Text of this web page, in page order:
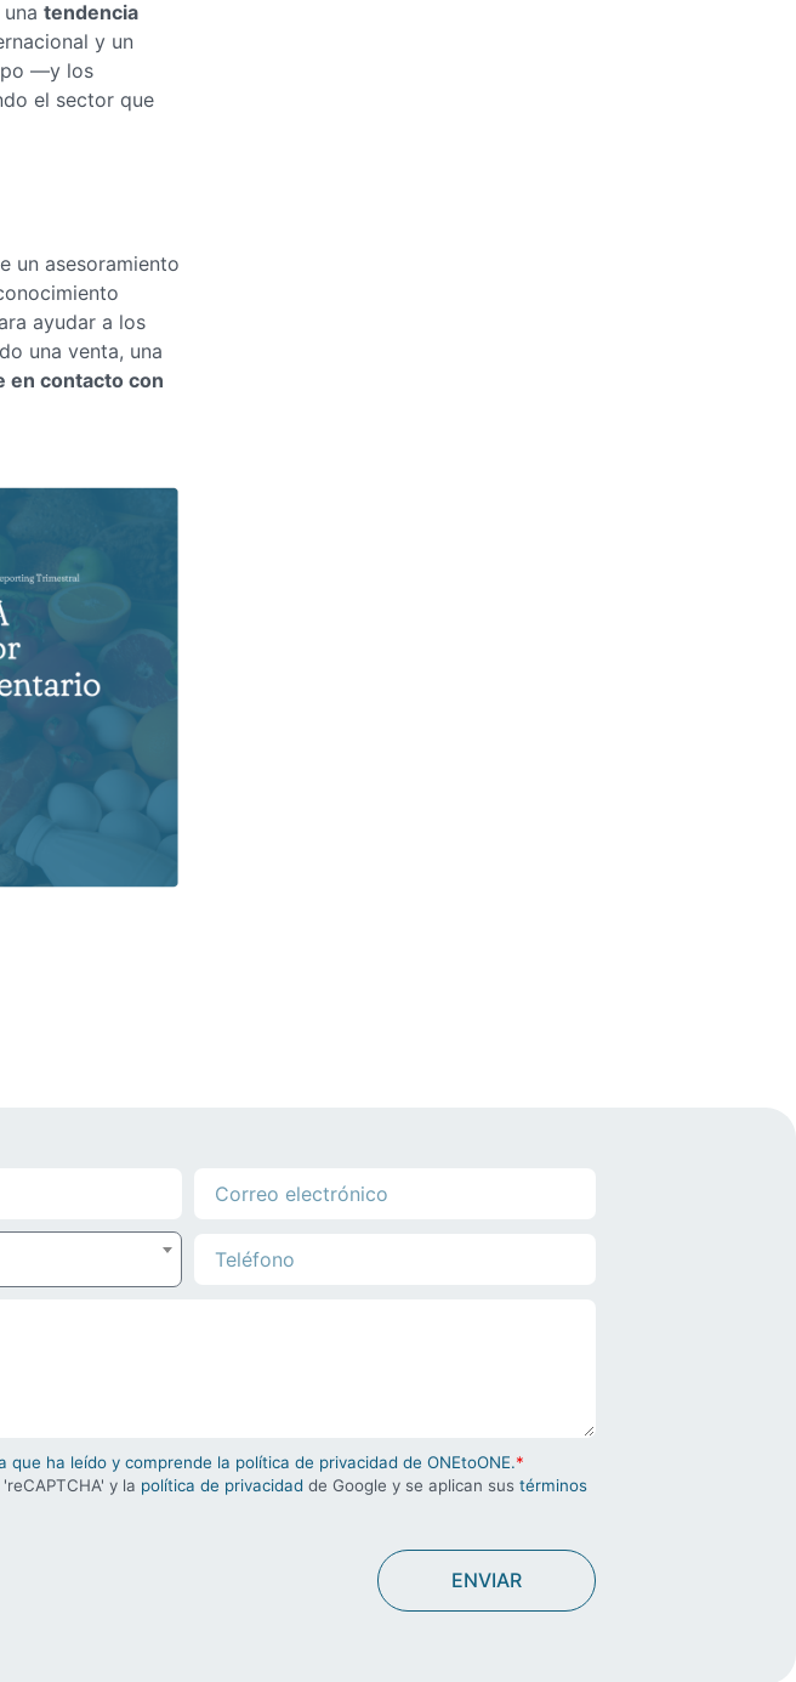
tendencia
y un
—y los
el sector que
un asesoramiento
ayudar a los
una venta, una
en contacto con
que ha leído y comprende la política de privacidad de ONEtoONE.*
y la política de privacidad de Google y se aplican sustérminos